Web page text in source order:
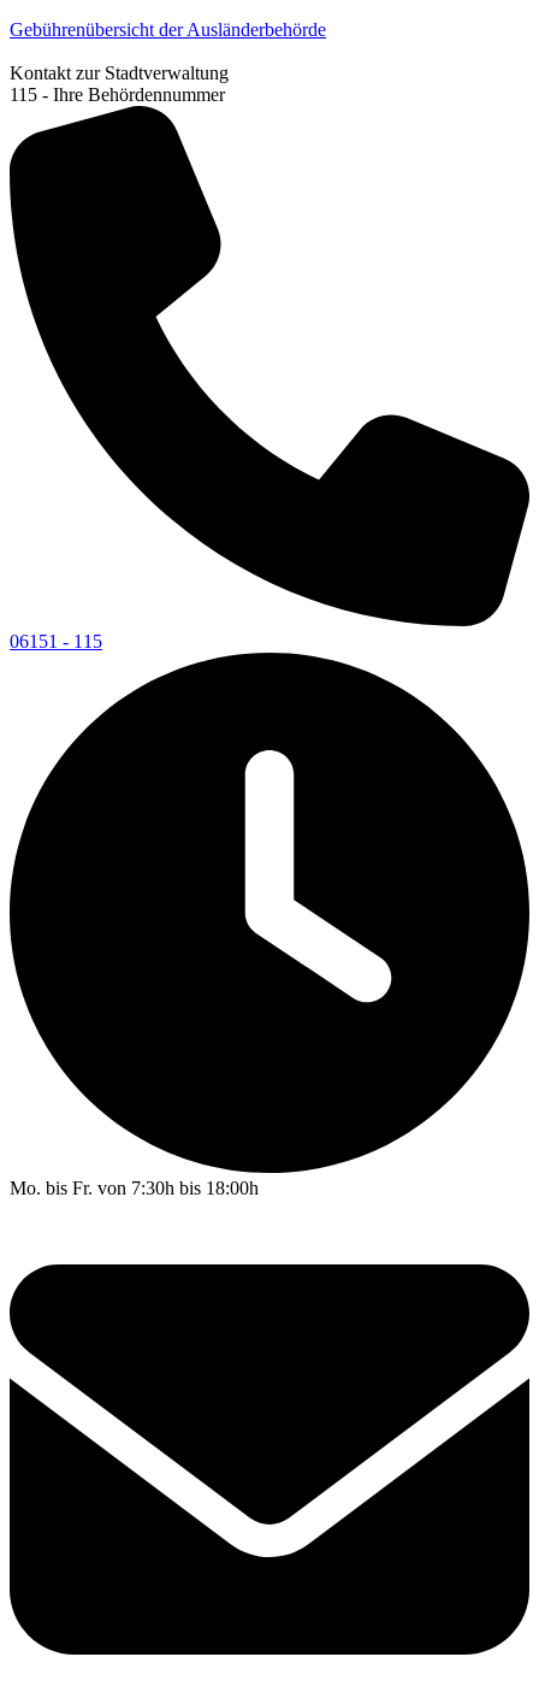
Gebührenübersicht der Ausländerbehörde
Kontakt zur Stadtverwaltung
115 - Ihre Behördennummer
06151 - 115
Mo. bis Fr. von 7:30h bis 18:00h